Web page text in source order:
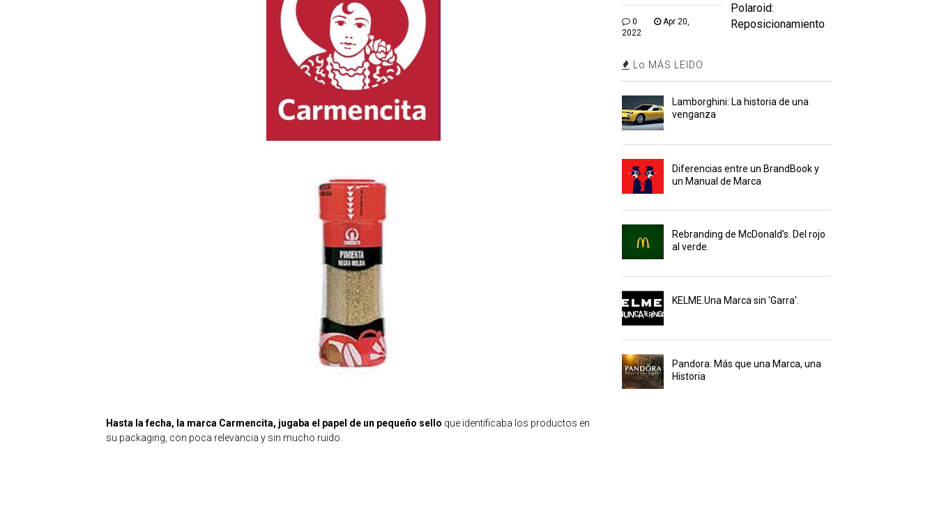
Hasta la fecha, la marca Carmencita, jugaba el papel de un pequeño sello que identificaba los productos en
su packaging, con poca relevancia y sin mucho ruido.
0
Apr 20,
2022
Polaroid:
Reposicionamiento
Lo MÁS LEIDO
Lamborghini: La historia de una
venganza
Diferencias entre un BrandBook y
un Manual de Marca
Rebranding de McDonald's. Del rojo
al verde.
KELME.Una Marca sin 'Garra'.
Pandora: Más que una Marca, una
Historia